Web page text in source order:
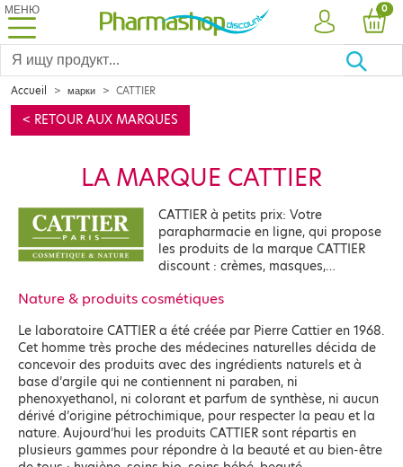
МЕНЮ
УЧЕТНАЯ
0
Accueil марки CATTIER
< RETOUR AUX MARQUES
LA MARQUE CATTIER
CATTIER à petits prix: Votre
parapharmacie en ligne, qui propose
les produits de la marque CATTIER
discount : crèmes, masques,…
Nature & produits cosmétiques
Le laboratoire CATTIER a été créée par Pierre Cattier en 1968.
Cet homme très proche des médecines naturelles décida de
concevoir des produits avec des ingrédients naturels et à
base d’argile qui ne contiennent ni paraben, ni
phenoxyethanol, ni colorant et parfum de synthèse, ni aucun
dérivé d’origine pétrochimique, pour respecter la peau et la
nature. Aujourd’hui les produits CATTIER sont répartis en
plusieurs gammes pour répondre à la beauté et au bien-être